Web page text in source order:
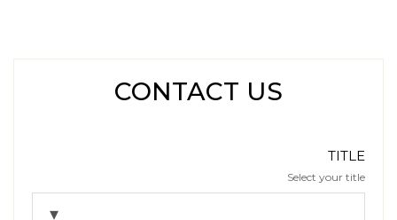
CONTACT US
TITLE
Select your title